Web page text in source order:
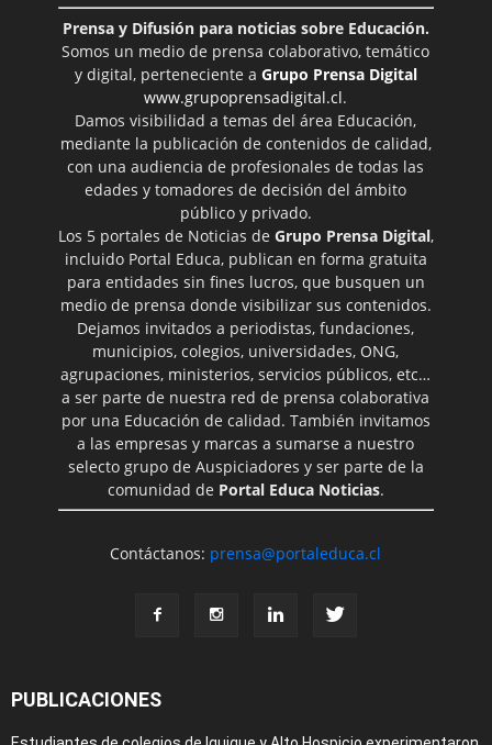
Prensa y Difusión para noticias sobre Educación.
Somos un medio de prensa colaborativo, temático
y digital, perteneciente a Grupo Prensa Digital
www.grupoprensadigital.cl.
Damos visibilidad a temas del área Educación,
mediante la publicación de contenidos de calidad,
con una audiencia de profesionales de todas las
edades y tomadores de decisión del ámbito
público y privado.
Los 5 portales de Noticias de Grupo Prensa Digital,
incluido Portal Educa, publican en forma gratuita
para entidades sin fines lucros, que busquen un
medio de prensa donde visibilizar sus contenidos.
Dejamos invitados a periodistas, fundaciones,
municipios, colegios, universidades, ONG,
agrupaciones, ministerios, servicios públicos, etc…
a ser parte de nuestra red de prensa colaborativa
por una Educación de calidad. También invitamos
a las empresas y marcas a sumarse a nuestro
selecto grupo de Auspiciadores y ser parte de la
comunidad de Portal Educa Noticias.
Contáctanos: prensa@portaleduca.cl
PUBLICACIONES